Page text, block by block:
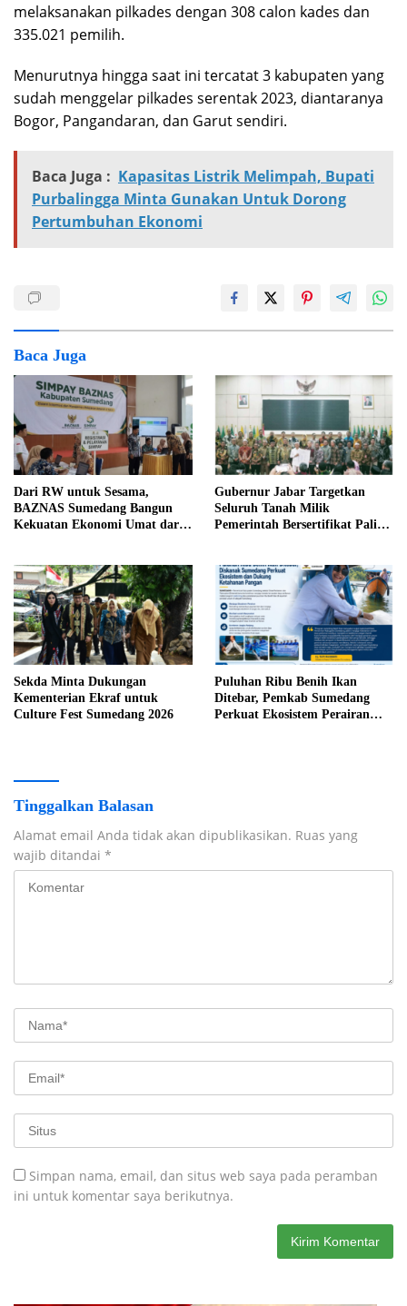
melaksanakan pilkades dengan 308 calon kades dan
335.021 pemilih.
Menurutnya hingga saat ini tercatat 3 kabupaten yang
sudah menggelar pilkades serentak 2023, diantaranya
Bogor, Pangandaran, dan Garut sendiri.
Baca Juga : Kapasitas Listrik Melimpah, Bupati
Purbalingga Minta Gunakan Untuk Dorong
Pertumbuhan Ekonomi
Baca Juga
Dari RW untuk Sesama,
BAZNAS Sumedang Bangun
Kekuatan Ekonomi Umat dari
Gubernur Jabar Targetkan
Seluruh Tanah Milik
Pemerintah Bersertifikat Paling
Sekda Minta Dukungan
Kementerian Ekraf untuk
Culture Fest Sumedang 2026
Puluhan Ribu Benih Ikan
Ditebar, Pemkab Sumedang
Perkuat Ekosistem Perairan
Tinggalkan Balasan
Alamat email Anda tidak akan dipublikasikan. Ruas yang
wajib ditandai *
Simpan nama, email, dan situs web saya pada peramban
ini untuk komentar saya berikutnya.